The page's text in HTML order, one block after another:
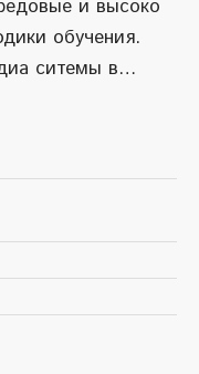
и высоко
обучения.
ситемы в…